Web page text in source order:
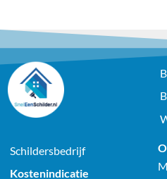
Schildersbedrijf
Kostenindicatie